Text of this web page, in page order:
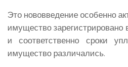
Это нововведение особенно
имущество зарегистрировано
и соответственно сроки
имущество различались.